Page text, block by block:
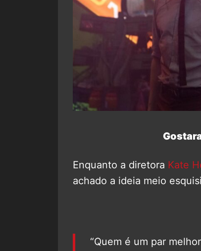
Enquanto a diretora Kate
achado a ideia meio
“Quem é um par